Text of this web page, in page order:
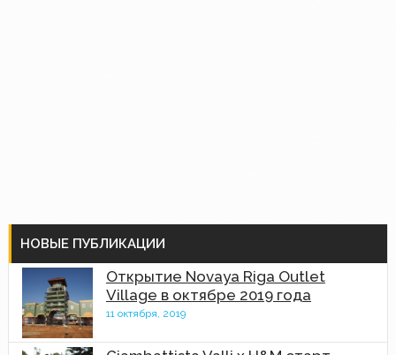
НОВЫЕ ПУБЛИКАЦИИ
Открытие Novaya Riga Outlet
Village в октябре 2019 года
11 октября, 2019